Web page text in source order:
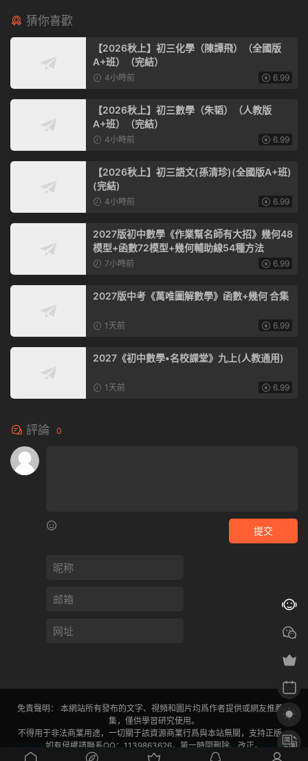
猜你喜歡
【2026秋上】初三化學（陳譚飛）（全國版
A+班）（完結）
4小時前 6.99
【2026秋上】初三數學（朱韬）（人教版
A+班）（完結）
4小時前 6.99
【2026秋上】初三語文(孫清珍)(全國版A+班)
(完結)
4小時前 6.99
2027版初中數學《作業幫名師有大招》幾何48
模型+函數72模型+幾何輔助線54種方法
7小時前 6.99
2027版中考《萬唯圖解數學》函數+幾何 合集
1天前 6.99
2027《初中數學•名校課堂》九上(人教通用)
1天前 6.99
評論 0
提交
免責聲明： 本網站所有發布的文字、視頻和圖片均爲作者提供或網友推薦收
集，僅供學習研究使用。
不得用于非法商業用途，一切關于該資源商業行爲與本站無關，支持正版。
如有侵權請聯系QQ：1139863626，第一時間删除、改正。
閩ICP備2024030531号-1